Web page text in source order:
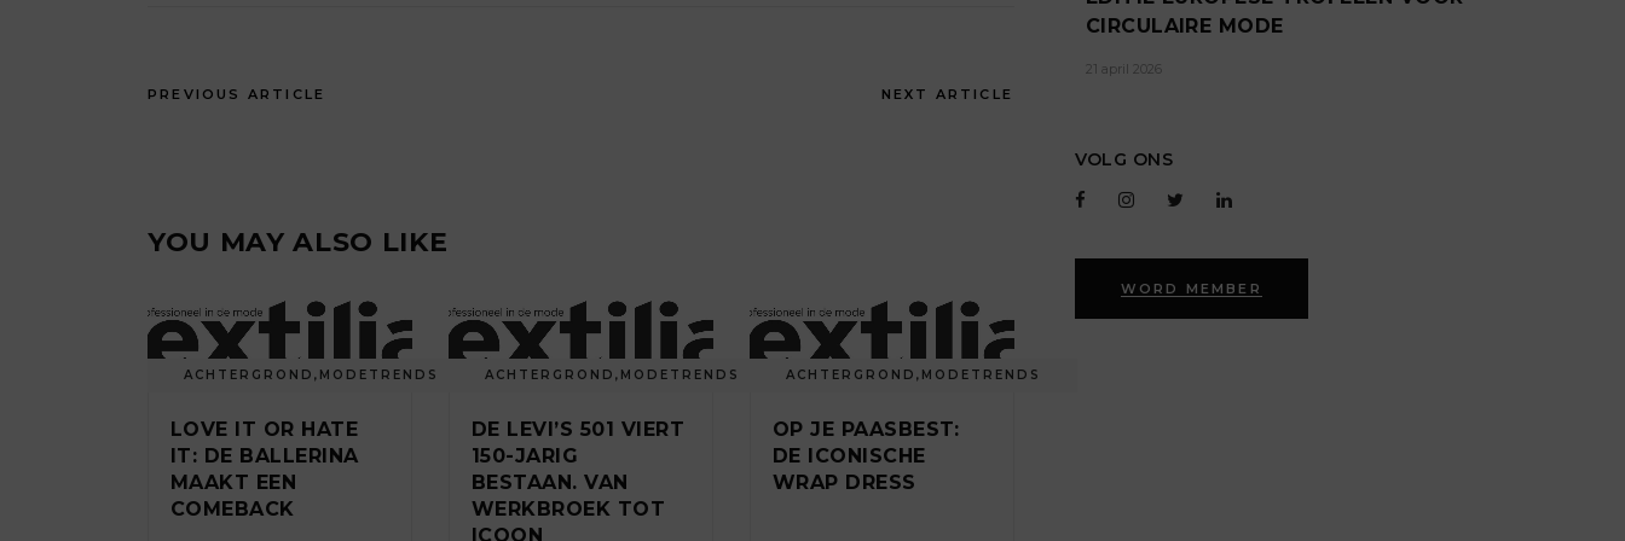
PREVIOUS ARTICLE NEXT ARTICLE
YOU MAY ALSO LIKE
ACHTERGROND , MODETRENDS
LOVE IT OR HATE
IT: DE BALLERINA
MAAKT EEN
COMEBACK
ACHTERGROND , MODETRENDS
DE LEVI’S 501 VIERT
150-JARIG
BESTAAN. VAN
WERKBROEK TOT
ICOON
ACHTERGROND , MODETRENDS
OP JE PAASBEST:
DE ICONISCHE
WRAP DRESS
CIRCULAIRE MODE
21 april 2026
VOLG ONS
WORD MEMBER